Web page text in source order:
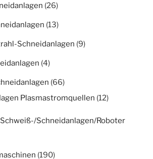
(26)
(13)
Schneidanlagen (9)
(4)
(66)
Plasmastromquellen (12)
Schneidanlagen/Roboter
(190)